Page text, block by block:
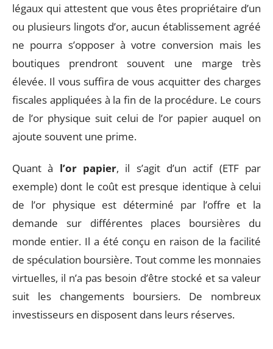
légaux qui attestent que vous êtes propriétaire d’un
ou plusieurs lingots d’or, aucun établissement agréé
ne pourra s’opposer à votre conversion mais les
boutiques prendront souvent une marge très
élevée. Il vous suffira de vous acquitter des charges
fiscales appliquées à la fin de la procédure. Le cours
de l’or physique suit celui de l’or papier auquel on
ajoute souvent une prime.
Quant à l’or papier, il s’agit d’un actif (ETF par
exemple) dont le coût est presque identique à celui
de l’or physique est déterminé par l’offre et la
demande sur différentes places boursières du
monde entier. Il a été conçu en raison de la facilité
de spéculation boursière. Tout comme les monnaies
virtuelles, il n’a pas besoin d’être stocké et sa valeur
suit les changements boursiers. De nombreux
investisseurs en disposent dans leurs réserves.